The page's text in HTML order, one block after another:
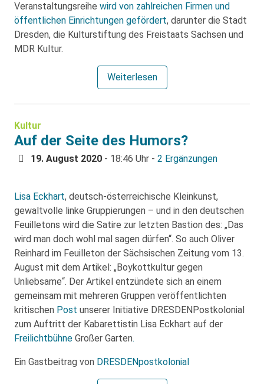
Veranstaltungsreihe wird von zahlreichen Firmen und
öffentlichen Einrichtungen gefördert, darunter die Stadt
Dresden, die Kulturstiftung des Freistaats Sachsen und
MDR Kultur.
Weiterlesen
Kultur
Auf der Seite des Humors?
19. August 2020 - 18:46 Uhr - 2 Ergänzungen
Lisa Eckhart, deutsch-österreichische Kleinkunst,
gewaltvolle linke Gruppierungen – und in den deutschen
Feuilletons wird die Satire zur letzten Bastion des: „Das
wird man doch wohl mal sagen dürfen“. So auch Oliver
Reinhard im Feuilleton der Sächsischen Zeitung vom 13.
August mit dem Artikel: „Boykottkultur gegen
Unliebsame“. Der Artikel entzündete sich an einem
gemeinsam mit mehreren Gruppen veröffentlichten
kritischen Post unserer Initiative DRESDENPostkolonial
zum Auftritt der Kabarettistin Lisa Eckhart auf der
Freilichtbühne Großer Garten.
Ein Gastbeitrag von DRESDENpostkolonial